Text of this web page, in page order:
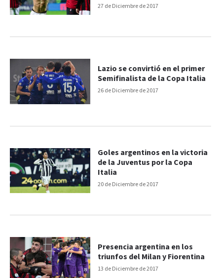
27 de Diciembre de 2017
26 de Diciembre de 2017
Lazio se convirtió en el primer
Semifinalista de la Copa Italia
20 de Diciembre de 2017
Goles argentinos en la victoria
de la Juventus por la Copa
Italia
13 de Diciembre de 2017
Presencia argentina en los
triunfos del Milan y Fiorentina